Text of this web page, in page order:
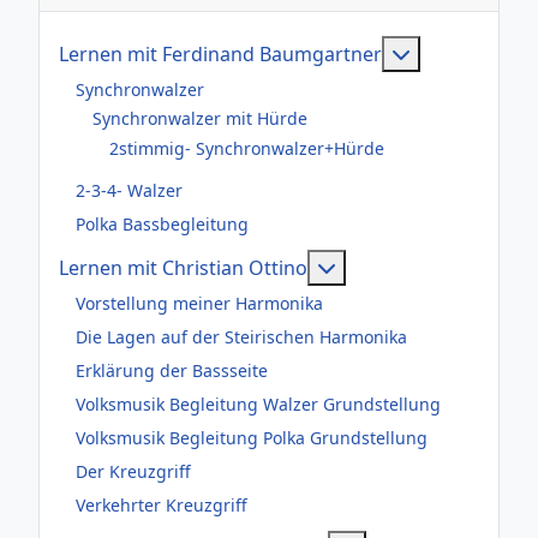
Lernen mit Ferdinand Baumgartner
Synchronwalzer
Synchronwalzer mit Hürde
2stimmig- Synchronwalzer+Hürde
2-3-4- Walzer
Polka Bassbegleitung
Lernen mit Christian Ottino
Vorstellung meiner Harmonika
Die Lagen auf der Steirischen Harmonika
Erklärung der Bassseite
Volksmusik Begleitung Walzer Grundstellung
Volksmusik Begleitung Polka Grundstellung
Der Kreuzgriff
Verkehrter Kreuzgriff